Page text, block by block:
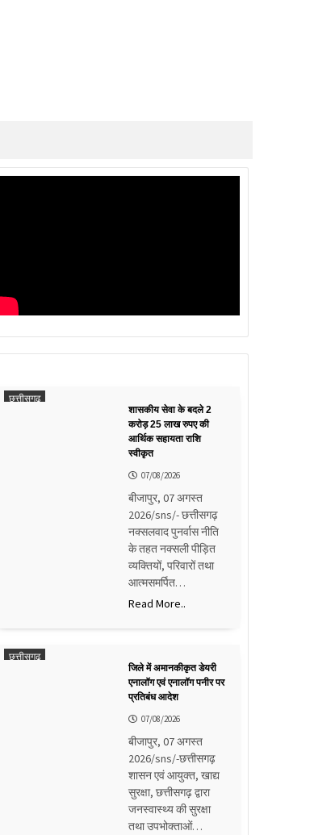
छत्तीसगढ़
शासकीय सेवा के बदले 2
करोड़ 25 लाख रुपए की
आर्थिक सहायता राशि
स्वीकृत
07/08/2026
बीजापुर, 07 अगस्त
2026/sns/- छत्तीसगढ़
नक्सलवाद पुनर्वास नीति
के तहत नक्सली पीड़ित
व्यक्तियों, परिवारों तथा
आत्मसमर्पित…
Read More..
छत्तीसगढ़
जिले में अमानकीकृत डेयरी
एनालॉग एवं एनालॉग पनीर पर
प्रतिबंध आदेश
07/08/2026
बीजापुर, 07 अगस्त
2026/sns/-छत्तीसगढ़
शासन एवं आयुक्त, खाद्य
सुरक्षा, छत्तीसगढ़ द्वारा
जनस्वास्थ्य की सुरक्षा
तथा उपभोक्ताओं…